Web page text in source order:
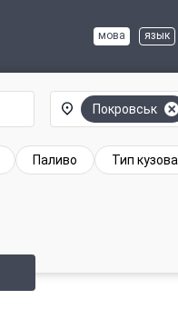
мова язык
Покровськ
Паливо Тип кузова